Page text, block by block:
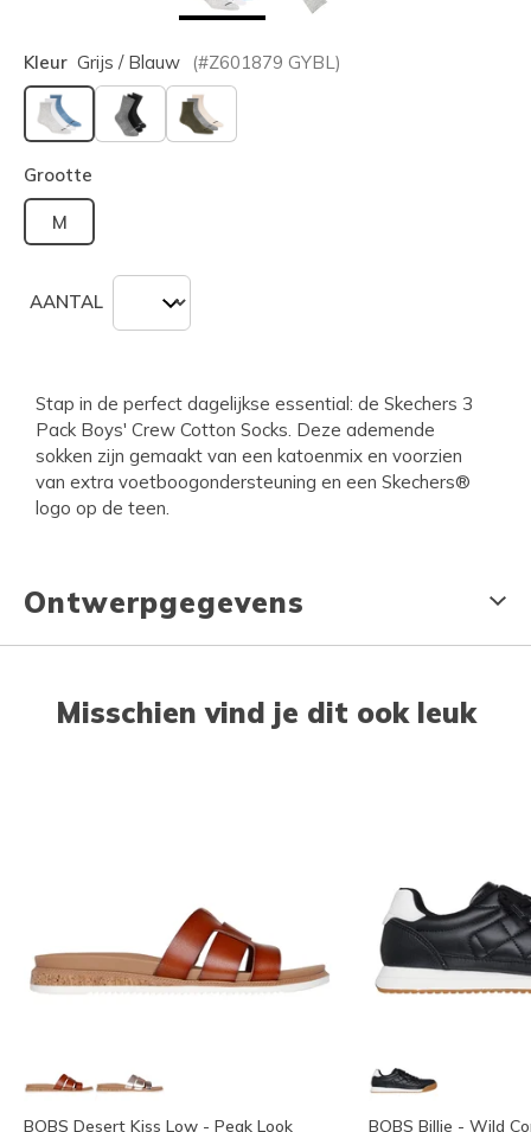
Kleur Grijs / Blauw (#Z601879 GYBL )
geselecteerd
Grootte
M
AANTAL
Stap in de perfect dagelijkse essential: de Skechers 3
Pack Boys' Crew Cotton Socks. Deze ademende
sokken zijn gemaakt van een katoenmix en voorzien
van extra voetboogondersteuning en een Skechers®
logo op de teen.
Ontwerpgegevens
Misschien vind je dit ook leuk
BOBS Desert Kiss Low - Peak Look BOBS Billie - Wild